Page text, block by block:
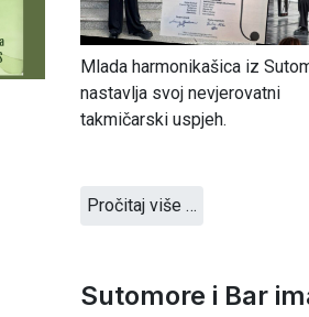
Mlada harmonikašica iz
nastavlja svoj nevjerovatni
takmičarski uspjeh.
Pročitaj više …
Sutomore i Bar